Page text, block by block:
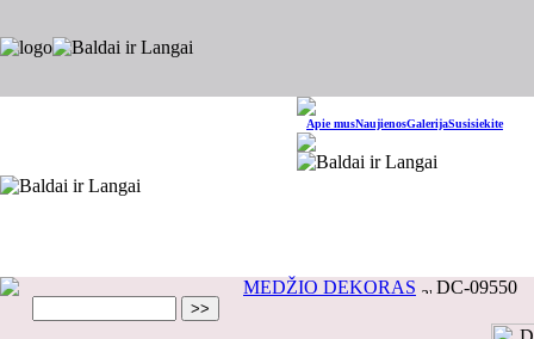
Apie musNaujienosGalerijaSusisiekite
MEDŽIO DEKORAS DC-09550